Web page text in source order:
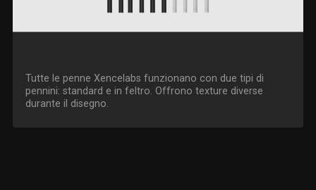
Tutte le penne Xencelabs funzionano con due tipi di
pennini: standard e in feltro. Offrono texture diverse
durante il disegno.